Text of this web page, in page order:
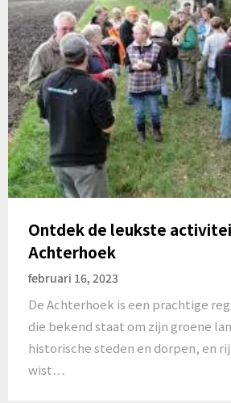
Ontdek de leukste
Achterhoek
februari 16, 2023
De Achterhoek is een prachtige
die bekend staat om zijn groene
historische steden en dorpen, en
wist…